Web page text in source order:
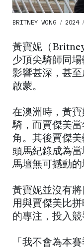
BRITNEY WONG /
黃寶妮（
少頂尖騎師同
影響甚深，甚
啟蒙。
在澳洲時，黃
騎，而賈傑美
角。其後賈傑
頭馬紀錄成為
馬壇無可撼動的
黃寶妮並沒有
用與賈傑美比
的專注，投入競
「我不會為本